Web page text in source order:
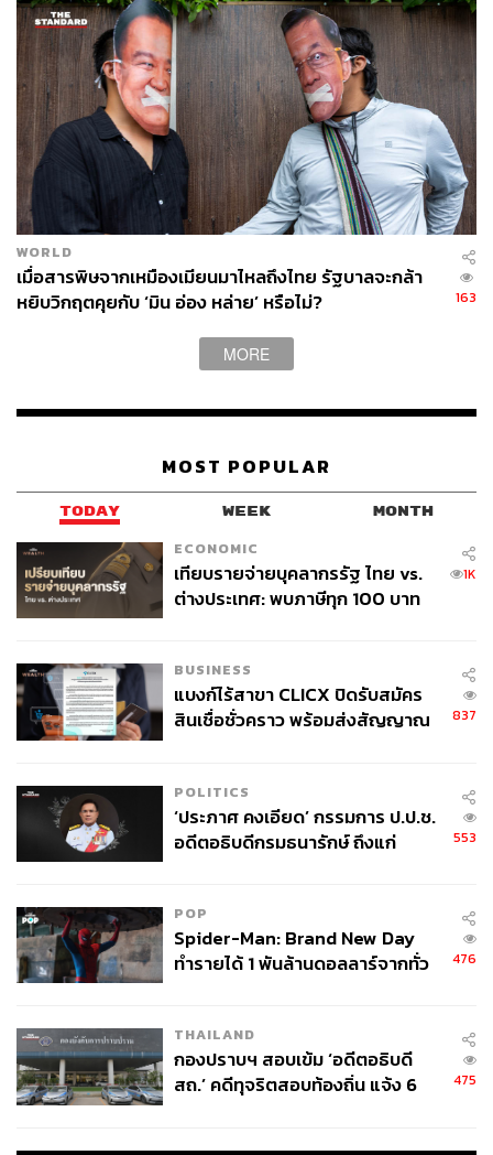
THE STANDARD WEALTH Editor
WORLD
เมื่อสารพิษจากเหมืองเมียนมาไหลถึงไทย รัฐบาลจะกล้า
หยิบวิกฤตคุยกับ ‘มิน อ่อง หล่าย’ หรือไม่?
163
MORE
MOST POPULAR
TODAY WEEK MONTH
ECONOMIC
เทียบรายจ่ายบุคลากรรัฐ ไทย vs.
ต่างประเทศ: พบภาษีทุก 100 บาท
1K
BUSINESS
แบงก์ไร้สาขา CLICX ปิดรับสมัคร
สินเชื่อชั่วคราว พร้อมส่งสัญญาณ
837
POLITICS
‘ประภาศ คงเอียด’ กรรมการ ป.ป.ช.
อดีตอธิบดีกรมธนารักษ์ ถึงแก่
553
POP
Spider-Man: Brand New Day
ทำรายได้ 1 พันล้านดอลลาร์จากทั่ว
476
THAILAND
กองปราบฯ สอบเข้ม ‘อดีตอธิบดี
สถ.’ คดีทุจริตสอบท้องถิ่น แจ้ง 6
475